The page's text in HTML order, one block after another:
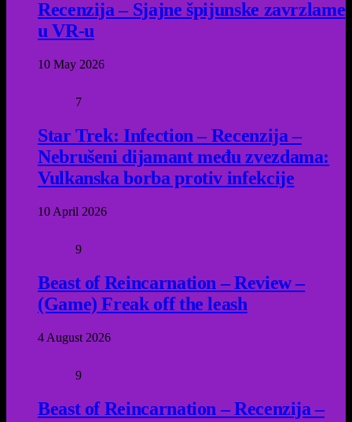
Recenzija – Sjajne špijunske zavrzlame
u VR-u
10 May 2026
7
Star Trek: Infection – Recenzija –
Nebrušeni dijamant među zvezdama:
Vulkanska borba protiv infekcije
10 April 2026
9
Beast of Reincarnation – Review –
(Game) Freak off the leash
4 August 2026
9
Beast of Reincarnation – Recenzija –